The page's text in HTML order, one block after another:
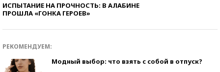
ИСПЫТАНИЕ НА ПРОЧНОСТЬ: В АЛАБИНЕ
ПРОШЛА «ГОНКА ГЕРОЕВ»
РЕКОМЕНДУЕМ:
Модный выбор: что взять с собой в отпуск?